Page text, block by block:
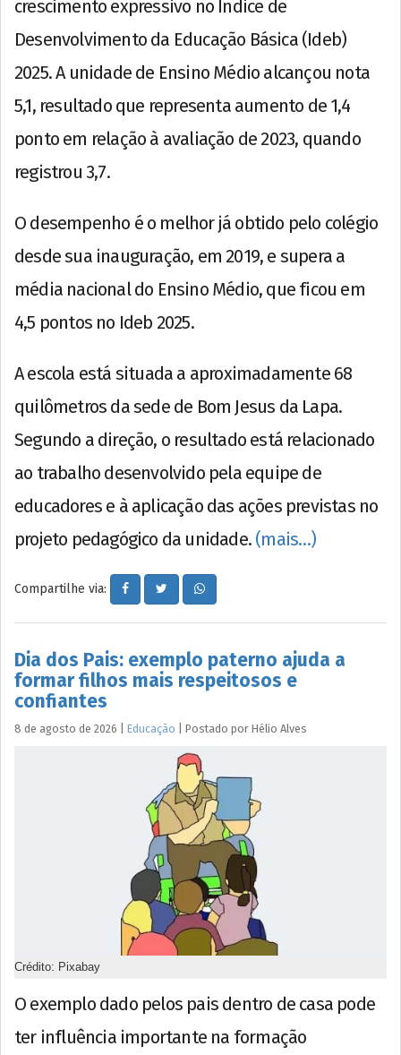
crescimento expressivo no Índice de
Desenvolvimento da Educação Básica (Ideb)
2025. A unidade de Ensino Médio alcançou nota
5,1, resultado que representa aumento de 1,4
ponto em relação à avaliação de 2023, quando
registrou 3,7.
O desempenho é o melhor já obtido pelo colégio
desde sua inauguração, em 2019, e supera a
média nacional do Ensino Médio, que ficou em
4,5 pontos no Ideb 2025.
A escola está situada a aproximadamente 68
quilômetros da sede de Bom Jesus da Lapa.
Segundo a direção, o resultado está relacionado
ao trabalho desenvolvido pela equipe de
educadores e à aplicação das ações previstas no
projeto pedagógico da unidade. (mais…)
Compartilhe via:
Dia dos Pais: exemplo paterno ajuda a
formar filhos mais respeitosos e
confiantes
8 de agosto de 2026 Educação Postado por Hélio Alves
Crédito: Pixabay
O exemplo dado pelos pais dentro de casa pode
ter influência importante na formação